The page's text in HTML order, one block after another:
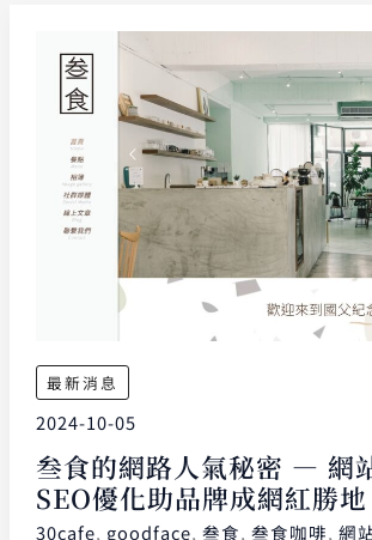
最新消息
2024-10-05
叁食的網路人氣秘密 — 網
SEO優化助品牌成網紅勝地
30cafe, goodface, 叁食, 叁食咖啡, 網